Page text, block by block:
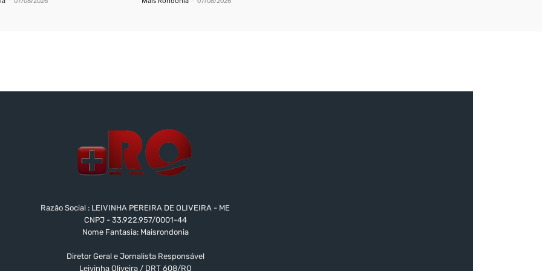
Razão Social : LEIVINHA PEREIRA DE OLIVEIRA - ME
CNPJ - 33.922.957/0001-44
Nome Fantasia: Maisrondonia
Diretor Geral e Jornalista Responsável
Leivinha Oliveira / DRT 608/RO